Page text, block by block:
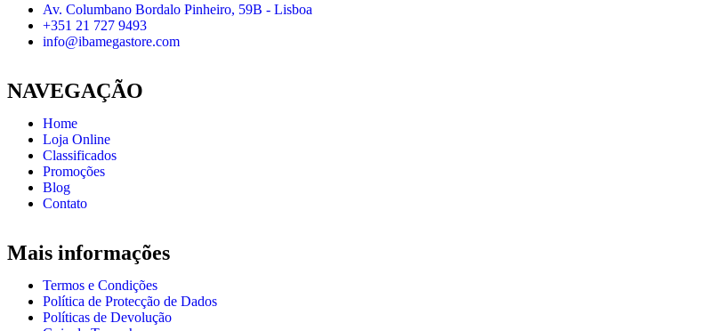
Av. Columbano Bordalo Pinheiro, 59B - Lisboa
+351 21 727 9493
info@ibamegastore.com
NAVEGAÇÃO
Home
Loja Online
Classificados
Promoções
Blog
Contato
Mais informações
Termos e Condições
Política de Protecção de Dados
Políticas de Devolução